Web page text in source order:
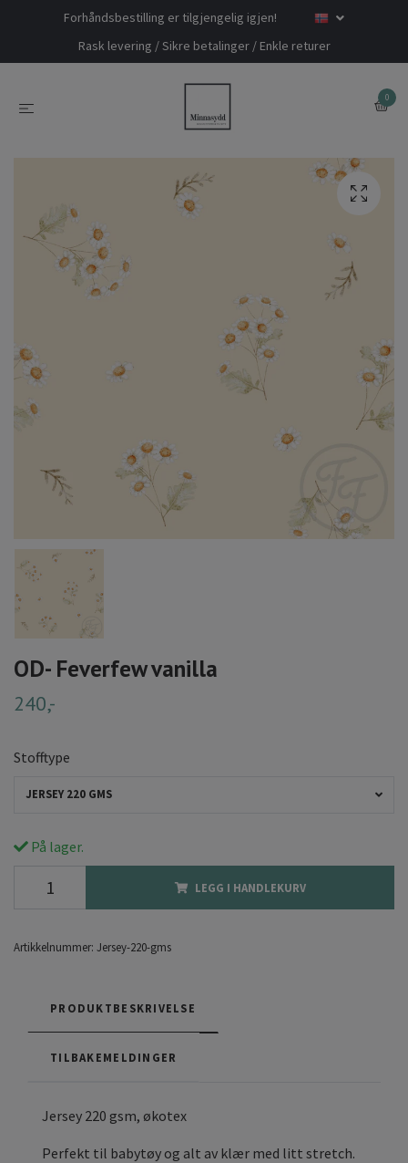
Forhåndsbestilling er tilgjengelig igjen!
Rask levering / Sikre betalinger / Enkle returer
0
OD- Feverfew vanilla
240,-
Stofftype
JERSEY 220 GMS
På lager.
LEGG I HANDLEKURV
Artikkelnummer: Jersey-220-gms
PRODUKTBESKRIVELSE
TILBAKEMELDINGER
Jersey 220 gsm, økotex
Perfekt til babytøy og alt av klær med litt stretch.